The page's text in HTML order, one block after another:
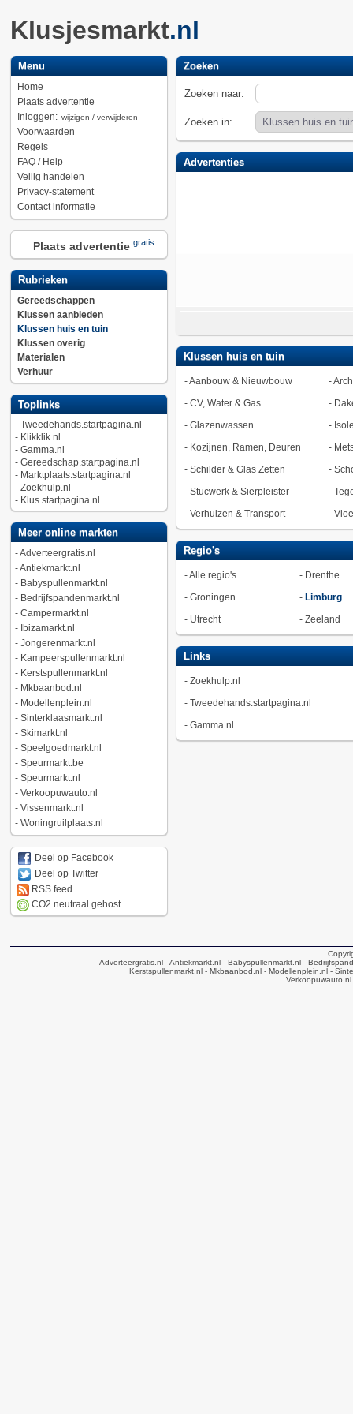
Klusjesmarkt.nl
Menu
Home
Plaats advertentie
Inloggen: wijzigen / verwijderen
Voorwaarden
Regels
FAQ / Help
Veilig handelen
Privacy-statement
Contact informatie
Plaats advertentie gratis
Rubrieken
Gereedschappen
Klussen aanbieden
Klussen huis en tuin
Klussen overig
Materialen
Verhuur
Toplinks
- Tweedehands.startpagina.nl
- Klikklik.nl
- Gamma.nl
- Gereedschap.startpagina.nl
- Marktplaats.startpagina.nl
- Zoekhulp.nl
- Klus.startpagina.nl
Meer online markten
-Adverteergratis.nl
-Antiekmarkt.nl
- Babyspullenmarkt.nl
- Bedrijfspandenmarkt.nl
- Campermarkt.nl
- Ibizamarkt.nl
- Jongerenmarkt.nl
- Kampeerspullenmarkt.nl
- Kerstspullenmarkt.nl
- Mkbaanbod.nl
- Modellenplein.nl
- Sinterklaasmarkt.nl
- Skimarkt.nl
- Speelgoedmarkt.nl
- Speurmarkt.be
- Speurmarkt.nl
- Verkoopuwauto.nl
- Vissenmarkt.nl
- Woningruilplaats.nl
Deel op Facebook
Deel op Twitter
RSS feed
CO2 neutraal gehost
Zoeken
Zoeken naar:
Zoeken in:
Advertenties
Klussen huis en tuin
-Aanbouw & Nieuwbouw -
- CV, Water & Gas -
- Glazenwassen -
- Kozijnen, Ramen, Deuren -
- Schilder & Glas Zetten -
- Stucwerk & Sierpleister -
- Verhuizen & Transport -
Regio's
-Alle regio's - Drenthe
- Groningen - Limburg
- Utrecht - Zeeland
Links
- Zoekhulp.nl
- Tweedehands.startpagina.nl
- Gamma.nl
Adverteergratis.nl - Antiekmarkt.nl - Babyspullenmarkt.nl -
Kerstspullenmarkt.nl- Mkbaanbod.nl- Modellenplein.nl-
Verkoopuwauto.nl